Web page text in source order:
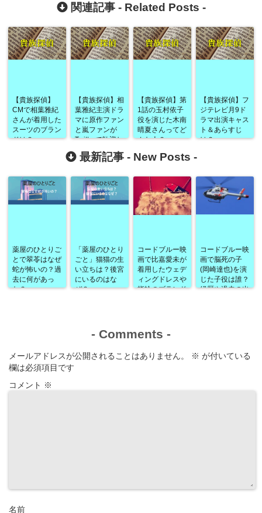
関連記事 - Related Posts -
【貴族探偵】
CMで相葉雅紀
さんが着用した
スーツのブラン
ドは？
【貴族探偵】相
葉雅紀主演ドラ
マに原作ファン
と嵐ファンが
Twitterで歓迎し
あう？！
【貴族探偵】第
1話の玉村依子
役を演じた木南
晴夏さんってど
んな人？
【貴族探偵】フ
ジテレビ月9ド
ラマ出演キャス
ト＆あらすじ
は？
最新記事 - New Posts -
薬屋のひとりご
とで翠苓はなぜ
蛇が怖いの？過
去に何があっ
た？
「薬屋のひとり
ごと」猫猫の生
い立ちは？後宮
にいるのはな
ぜ？
コードブルー映
画で比嘉愛未が
着用したウェデ
ィングドレスや
指輪のブランド
コードブルー映
画で脳死の子
(岡崎達也)を演
じた子役は誰？
経歴や過去の出
- Comments -
メールアドレスが公開されることはありません。 ※ が付いている
欄は必須項目です
コメント ※
名前